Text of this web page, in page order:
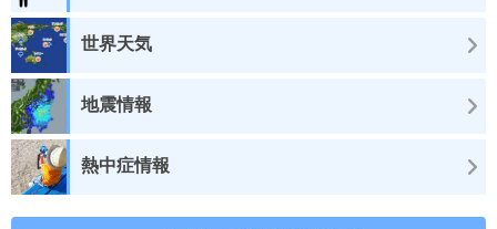
世界天気
地震情報
熱中症情報